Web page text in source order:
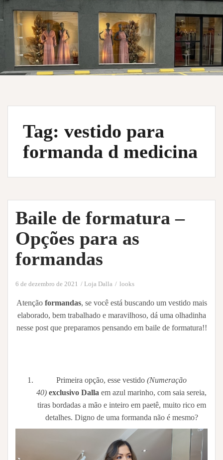
Tag: vestido para
formanda d medicina
Baile de formatura –
Opções para as
formandas
6 de dezembro de 2021 Loja Dalla looks
Atenção formandas, se você está buscando um vestido mais
elaborado, bem trabalhado e maravilhoso, dá uma olhadinha
nesse post que preparamos pensando em baile de formatura!!
Primeira opção, esse vestido (Numeração
40) exclusivo Dalla em azul marinho, com saia sereia,
tiras bordadas a mão e inteiro em paetê, muito rico em
detalhes. Digno de uma formanda não é mesmo?